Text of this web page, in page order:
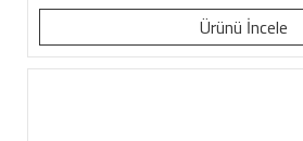
Ürünü İncele